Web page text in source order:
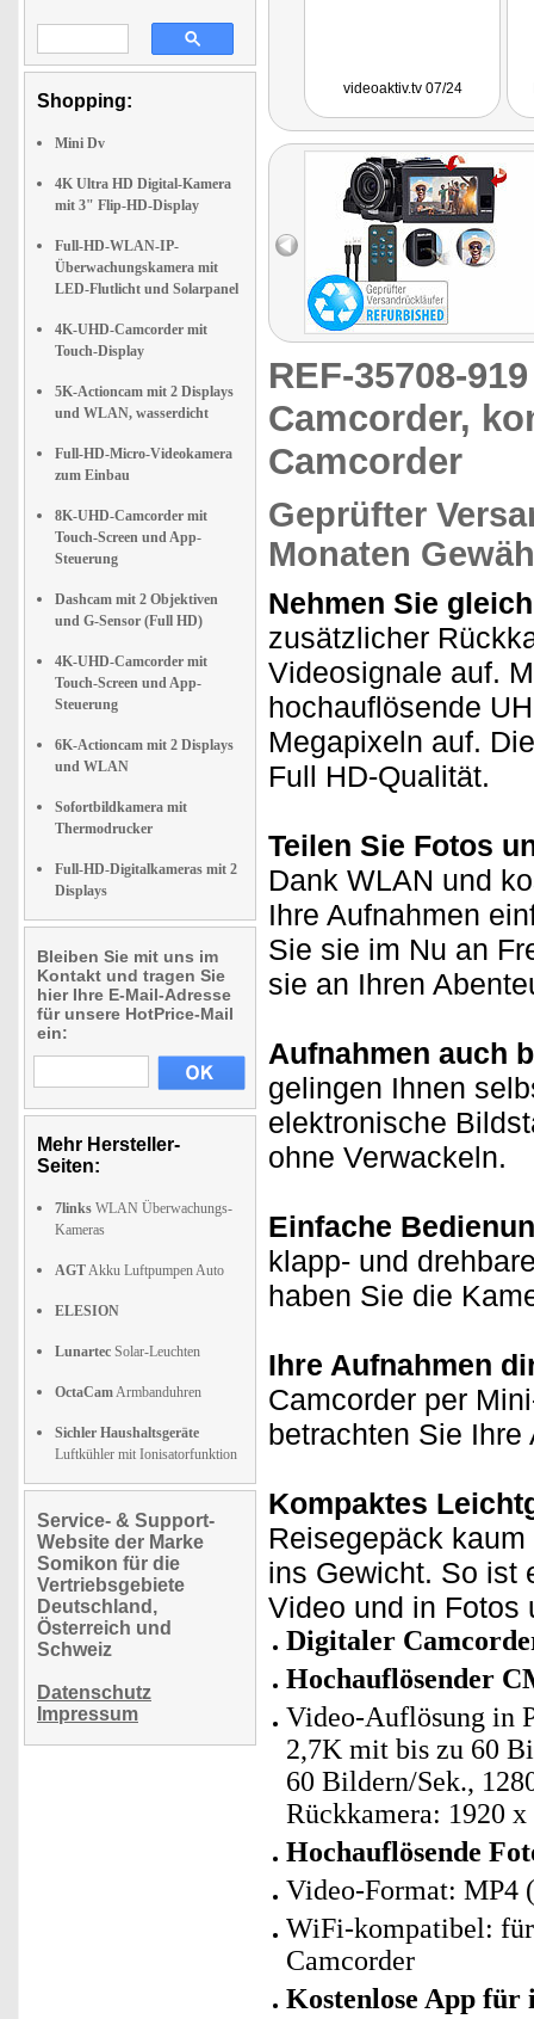
Shopping:
Mini Dv
4K Ultra HD Digital-Kamera
mit 3" Flip-HD-Display
Full-HD-WLAN-IP-
Überwachungskamera mit
LED-Flutlicht und Solarpanel
4K-UHD-Camcorder mit
Touch-Display
5K-Actioncam mit 2 Displays
und WLAN, wasserdicht
Full-HD-Micro-Videokamera
zum Einbau
8K-UHD-Camcorder mit
Touch-Screen und App-
Steuerung
Dashcam mit 2 Objektiven
und G-Sensor (Full HD)
4K-UHD-Camcorder mit
Touch-Screen und App-
Steuerung
6K-Actioncam mit 2 Displays
und WLAN
Sofortbildkamera mit
Thermodrucker
Full-HD-Digitalkameras mit 2
Displays
Bleiben Sie mit uns im
Kontakt und tragen Sie
hier Ihre E-Mail-Adresse
für unsere HotPrice-Mail
ein:
Mehr Hersteller-
Seiten:
7links WLAN Überwachungs-
Kameras
AGTAkku Luftpumpen Auto
ELESION
Lunartec Solar-Leuchten
OctaCamArmbanduhren
Sichler Haushaltsgeräte
Luftkühler mit Ionisatorfunktion
Service- & Support-
Website der Marke
Somikon für die
Vertriebsgebiete
Deutschland,
Österreich und
Schweiz
Datenschutz
Impressum
videoaktiv.tv 07/24
REF-35708-
Camcorder,
Camcorder
Geprüfter
Monaten
Nehmen Sie
zusätzlicher
Videosignale auf.
hochauflösende
Megapixeln auf.
Full HD-Qualität.
Teilen Sie Fotos
Dank WLAN und
Ihre Aufnahmen
Sie sie im Nu an
sie an Ihren
Aufnahmen auch
gelingen Ihnen
elektronische
ohne Verwackeln.
Einfache
klapp- und
haben Sie die
Ihre Aufnahmen
Camcorder per
betrachten Sie
Kompaktes
Reisegepäck
ins Gewicht. So ist
Video und in Fotos
Digitaler
Hochauflösender
Video-Auflösung in
2,7K mit bis zu 60
60 Bildern/Sek.,
Rückkamera: 1920
Hochauflösende
Video-Format: MP4
WiFi-kompatibel: für
Camcorder
Kostenlose App